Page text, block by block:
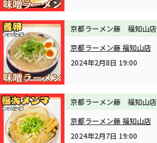
京都ラーメン藤 福知山店
京都ラーメン藤 福知山店
2024年2月8日 19:00
京都ラーメン藤 福知山店
京都ラーメン藤 福知山店
2024年2月7日 19:00